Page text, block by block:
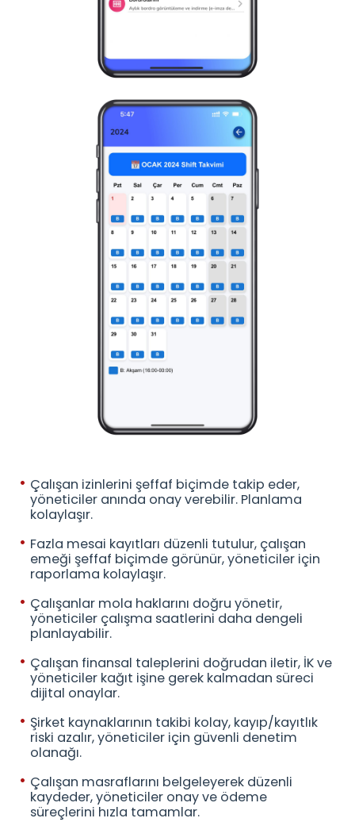
Çalışan izinlerini şeffaf biçimde takip eder,
yöneticiler anında onay verebilir. Planlama
kolaylaşır.
Fazla mesai kayıtları düzenli tutulur, çalışan
emeği şeffaf biçimde görünür, yöneticiler için
raporlama kolaylaşır.
Çalışanlar mola haklarını doğru yönetir,
yöneticiler çalışma saatlerini daha dengeli
planlayabilir.
Çalışan finansal taleplerini doğrudan iletir, İK ve
yöneticiler kağıt işine gerek kalmadan süreci
dijital onaylar.
Şirket kaynaklarının takibi kolay, kayıp/kayıtlık
riski azalır, yöneticiler için güvenli denetim
olanağı.
Çalışan masraflarını belgeleyerek düzenli
kaydeder, yöneticiler onay ve ödeme
süreçlerini hızla tamamlar.